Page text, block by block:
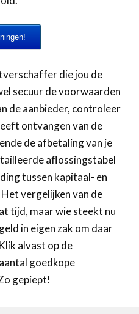
die jou de
secuur de voorwaarden
de aanbieder, controleer
ontvangen van de
de afbetaling van je
aflossingstabel
tussen kapitaal- en
vergelijken van de
tijd, maar wie steekt nu
in eigen zak om daar
alvast op de
goedkope
gepiept!